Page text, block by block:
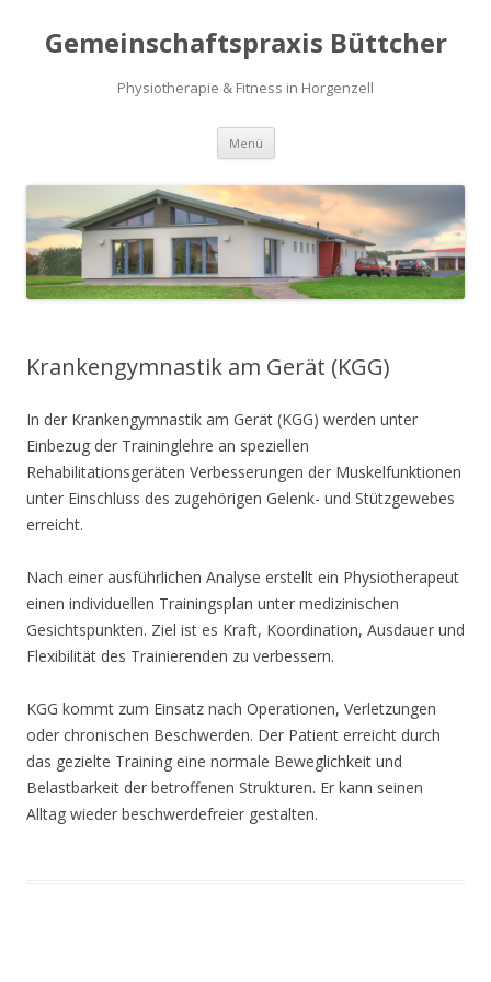
Gemeinschaftspraxis Büttcher
Physiotherapie & Fitness in Horgenzell
Menü Zum
springen
Krankengymnastik am Gerät (KGG)
In der Krankengymnastik am Gerät (KGG) werden unter
Einbezug der Traininglehre an speziellen
Rehabilitationsgeräten Verbesserungen der Muskelfunktionen
unter Einschluss des zugehörigen Gelenk- und Stützgewebes
erreicht.
Nach einer ausführlichen Analyse erstellt ein Physiotherapeut
einen individuellen Trainingsplan unter medizinischen
Gesichtspunkten. Ziel ist es Kraft, Koordination, Ausdauer und
Flexibilität des Trainierenden zu verbessern.
KGG kommt zum Einsatz nach Operationen, Verletzungen
oder chronischen Beschwerden. Der Patient erreicht durch
das gezielte Training eine normale Beweglichkeit und
Belastbarkeit der betroffenen Strukturen. Er kann seinen
Alltag wieder beschwerdefreier gestalten.